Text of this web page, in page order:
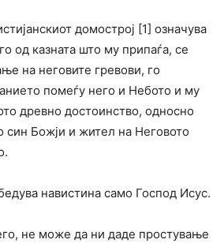
домострој [1] означува
од казната што му припаѓа, се
на неговите гревови, го
помеѓу него и Небото и му
древно достоинство, односно
син Божји и жител на Неговото
навистина само Господ Исус.
не може да ни даде простување